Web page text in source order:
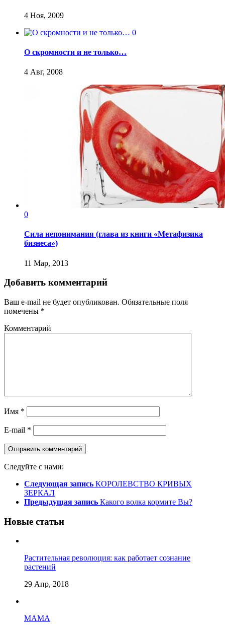
4 Ноя, 2009
0
О скромности и не только…
4 Авг, 2008
0
Сила непонимания (глава из книги «Метафизика
бизнеса»)
11 Мар, 2013
Добавить комментарий
Ваш e-mail не будет опубликован. Обязательные поля
помечены *
Комментарий
Имя *
E-mail *
Следуйте с нами:
Следующая запись КОРОЛЕВСТВО КРИВЫХ
ЗЕРКАЛ
Предыдущая запись Какого волка кормите Вы?
Новые статьи
Растительная революция: как работает сознание
растений
29 Апр, 2018
МАМА